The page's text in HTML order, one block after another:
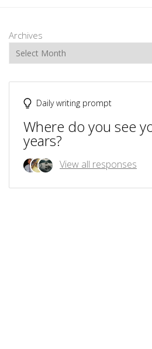
Archives
Daily writing prompt
Where do you see
years?
View all responses